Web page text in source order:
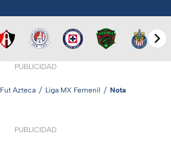
PUBLICIDAD
Fut Azteca Liga MX Femenil Nota
PUBLICIDAD